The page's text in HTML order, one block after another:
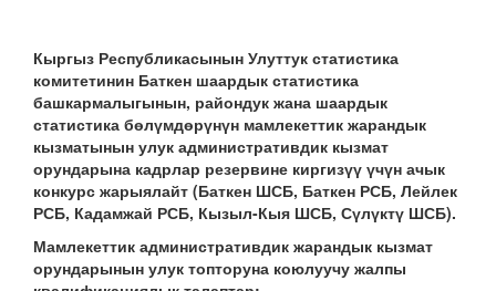
Кыргыз Республикасынын Улуттук статистика
комитетинин Баткен шаардык статистика
башкармалыгынын, райондук жана шаардык
статистика бөлүмдөрүнүн мамлекеттик жарандык
кызматынын улук административдик кызмат
орундарына кадрлар резервине киргизүү үчүн ачык
конкурс жарыялайт (Баткен ШСБ, Баткен РСБ, Лейлек
РСБ, Кадамжай РСБ, Кызыл-Кыя ШСБ, Сүлүктү ШСБ).
Мамлекеттик административдик жарандык кызмат
орундарынын улук топторуна коюлуучу жалпы